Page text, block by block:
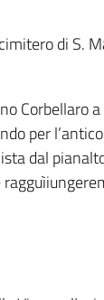
di S.
Corbellaro
per
dal